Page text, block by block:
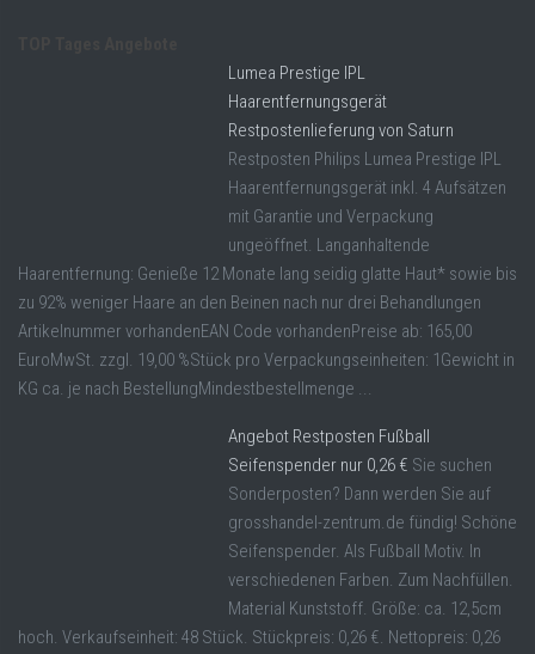
Lumea Prestige IPL
Haarentfernungsgerät
Restpostenlieferung von Saturn
Restposten Philips Lumea Prestige IPL
Haarentfernungsgerät inkl. 4 Aufsätzen
mit Garantie und Verpackung
ungeöffnet. Langanhaltende
Haarentfernung: Genieße 12 Monate lang seidig glatte Haut* sowie bis
zu 92% weniger Haare an den Beinen nach nur drei Behandlungen
Artikelnummer vorhandenEAN Code vorhandenPreise ab: 165,00
EuroMwSt. zzgl. 19,00 %Stück pro Verpackungseinheiten: 1Gewicht in
KG ca. je nach BestellungMindestbestellmenge ...
Angebot Restposten Fußball
Seifenspender nur 0,26 € Sie suchen
Sonderposten? Dann werden Sie auf
grosshandel-zentrum.de fündig! Schöne
Seifenspender. Als Fußball Motiv. In
verschiedenen Farben. Zum Nachfüllen.
Material Kunststoff. Größe: ca. 12,5cm
hoch. Verkaufseinheit: 48 Stück. Stückpreis: 0,26 €. Nettopreis: 0,26